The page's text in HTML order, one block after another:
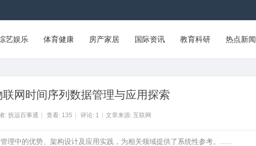
艺娱乐 体育健康 房产家居 国际资讯 教育科研 热点新闻
网时间序列数据管理与应用探索
: 抚远百事通 查看: 135 评论: 1 文章来源: 互联网
理中的优势、架构设计及应用实践，为相关领域提供了系统性参考。......